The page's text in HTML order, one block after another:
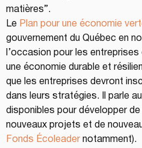
matières”.
Le Plan pour une économie
gouvernement du Québec en
l’occasion pour les
une économie durable et
que les entreprises devront
dans leurs stratégies. Il parle
disponibles pour développer
nouveaux projets et de
Fonds Écoleader notamment).